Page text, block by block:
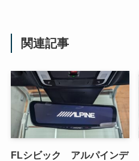
関連記事
FLシビック アルパインデ